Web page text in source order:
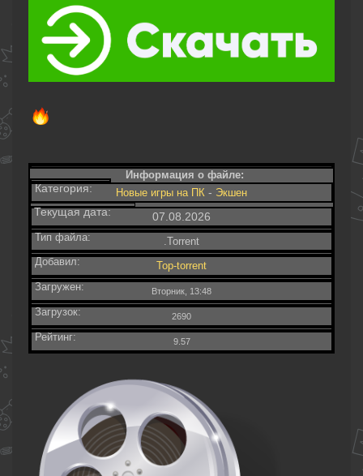
Информация о файле:
Категория: Новые игры на ПК - Экшен
Текущая дата: 07.08.2026
Тип файла:
.Torrent
Добавил:
Top-torrent
Загружен:
Вторник, 13:48
Загрузок: 2690
Рейтинг: 9.57